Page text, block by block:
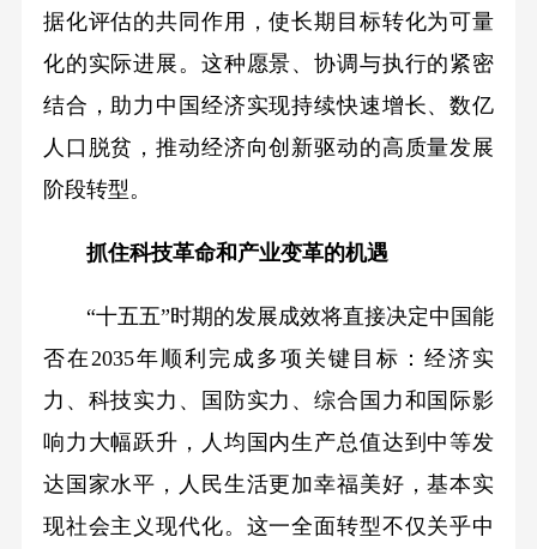
据化评估的共同作用，使长期目标转化为可量
化的实际进展。这种愿景、协调与执行的紧密
结合，助力中国经济实现持续快速增长、数亿
人口脱贫，推动经济向创新驱动的高质量发展
阶段转型。
抓住科技革命和产业变革的机遇
“十五五”时期的发展成效将直接决定中国能
否在2035年顺利完成多项关键目标：经济实
力、科技实力、国防实力、综合国力和国际影
响力大幅跃升，人均国内生产总值达到中等发
达国家水平，人民生活更加幸福美好，基本实
现社会主义现代化。这一全面转型不仅关乎中